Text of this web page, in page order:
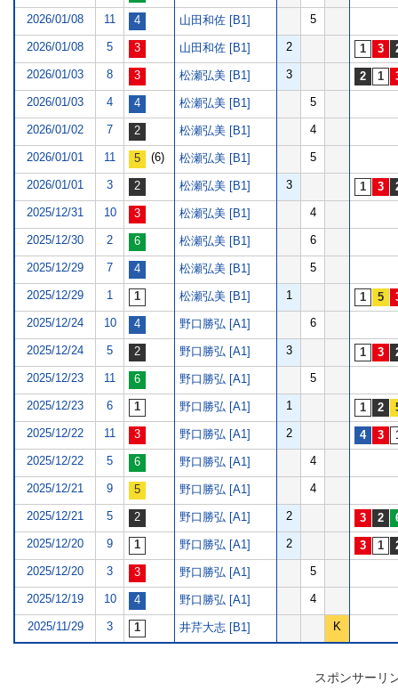
2026/01/08 11 山田和佐 [B1] 5
2026/01/08 5 山田和佐 [B1] 2
2026/01/03 8 松瀬弘美 [B1] 3
2026/01/03 4 松瀬弘美 [B1] 5
2026/01/02 7 松瀬弘美 [B1] 4
2026/01/01 11 (6) 松瀬弘美 [B1] 5
2026/01/01 3 松瀬弘美 [B1] 3
2025/12/31 10 松瀬弘美 [B1] 4
2025/12/30 2 松瀬弘美 [B1] 6
2025/12/29 7 松瀬弘美 [B1] 5
2025/12/29 1 松瀬弘美 [B1] 1
2025/12/24 10 野口勝弘 [A1] 6
2025/12/24 5 野口勝弘 [A1] 3
2025/12/23 11 野口勝弘 [A1] 5
2025/12/23 6 野口勝弘 [A1] 1
2025/12/22 11 野口勝弘 [A1] 2
2025/12/22 5 野口勝弘 [A1] 4
2025/12/21 9 野口勝弘 [A1] 4
2025/12/21 5 野口勝弘 [A1] 2
2025/12/20 9 野口勝弘 [A1] 2
2025/12/20 3 野口勝弘 [A1] 5
2025/12/19 10 野口勝弘 [A1] 4
2025/11/29 3 井芹大志 [B1] K
スポンサーリ